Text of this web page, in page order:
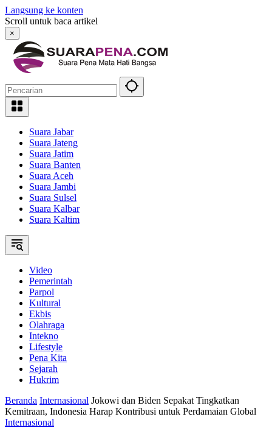
Langsung ke konten
Scroll untuk baca artikel
×
Suara Jabar
Suara Jateng
Suara Jatim
Suara Banten
Suara Aceh
Suara Jambi
Suara Sulsel
Suara Kalbar
Suara Kaltim
Video
Pemerintah
Parpol
Kultural
Ekbis
Olahraga
Intekno
Lifestyle
Pena Kita
Sejarah
Hukrim
Beranda Internasional Jokowi dan Biden Sepakat Tingkatkan
Kemitraan, Indonesia Harap Kontribusi untuk Perdamaian Global
Internasional